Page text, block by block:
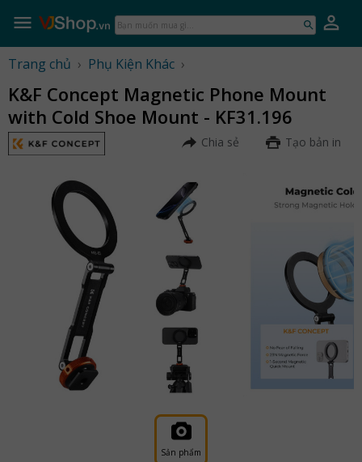
Bạn
muốn
gì...
Trang chủ › Phụ Kiện Khác ›
K&F Concept Magnetic Phone Mount
with Cold Shoe Mount - KF31.196
Chia sẻ Tạo bản in
Sản phẩm